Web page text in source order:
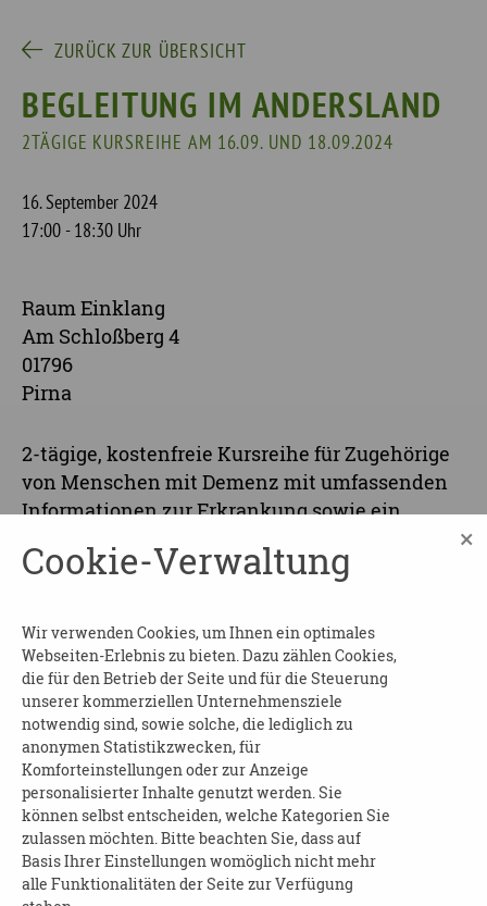
ZURÜCK ZUR ÜBERSICHT
BEGLEITUNG IM ANDERSLAND
2TÄGIGE KURSREIHE AM 16.09. UND 18.09.2024
16. September 2024
17:00 - 18:30 Uhr
Raum Einklang
Am Schloßberg 4
01796
Pirna
2-tägige, kostenfreie Kursreihe für Zugehörige
von Menschen mit Demenz mit umfassenden
Informationen zur Erkrankung sowie ein
herausfordernden Situation
Kommunikation mit Menschen mit Demenz
vermittelt.
Termine: 16. + 18.09.2024, 17:00 - 18:30 Uhr
Anmeldung und weiterführende Informationen:
Bettina Fischbach
Freiberufliche Sozialarbeiterin
Telefon: 0157 854 554 58
Cookie-Verwaltung ×
Wir verwenden Cookies, um Ihnen ein optimales
Webseiten-Erlebnis zu bieten. Dazu zählen Cookies,
die für den Betrieb der Seite und für die Steuerung
unserer kommerziellen Unternehmensziele
notwendig sind, sowie solche, die lediglich zu
anonymen Statistikzwecken, für
Komforteinstellungen oder zur Anzeige
personalisierter Inhalte genutzt werden. Sie
können selbst entscheiden, welche Kategorien Sie
zulassen möchten. Bitte beachten Sie, dass auf
Basis Ihrer Einstellungen womöglich nicht mehr
alle Funktionalitäten der Seite zur Verfügung